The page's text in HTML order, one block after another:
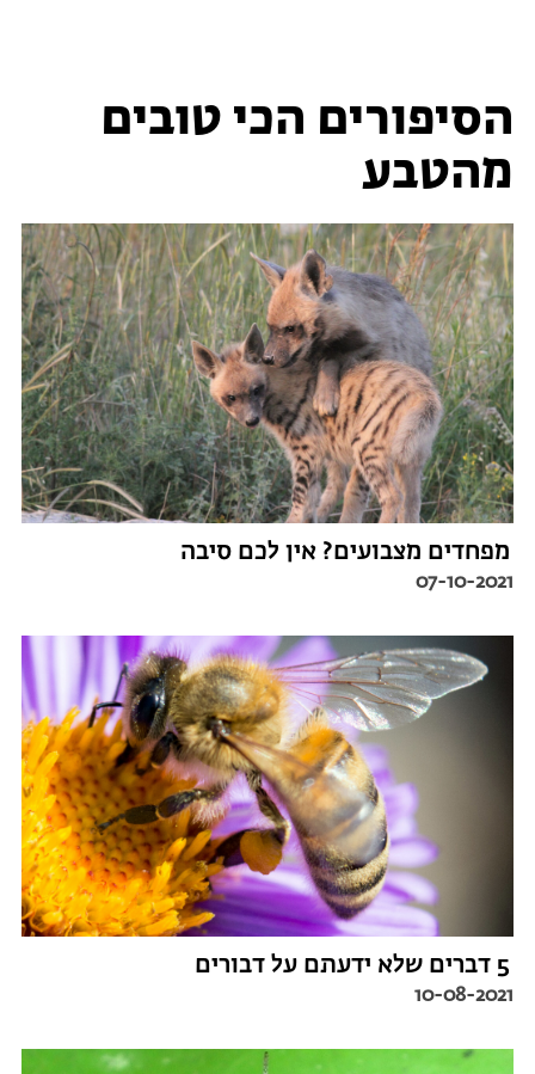
הסיפורים הכי טובים
מהטבע
מפחדים מצבועים? אין לכם סיבה
07-10-2021
5 דברים שלא ידעתם על דבורים
10-08-2021